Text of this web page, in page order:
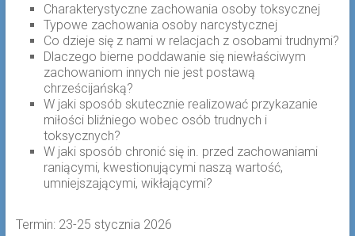
Charakterystyczne zachowania osoby toksycznej
Typowe zachowania osoby narcystycznej
Co dzieje się z nami w relacjach z osobami trudnymi?
Dlaczego bierne poddawanie się niewłaściwym
zachowaniom innych nie jest postawą
chrześcijańską?
W jaki sposób skutecznie realizować przykazanie
miłości bliźniego wobec osób trudnych i
toksycznych?
W jaki sposób chronić się in. przed zachowaniami
raniącymi, kwestionującymi naszą wartość,
umniejszającymi, wikłającymi?
Termin: 23-25 stycznia 2026